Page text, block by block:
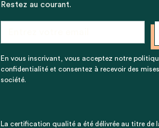
Restez au courant.
En vous inscrivant, vous acceptez notre
confidentialité et consentez à recevoir des
société.
La certification qualité a été délivrée au titre de